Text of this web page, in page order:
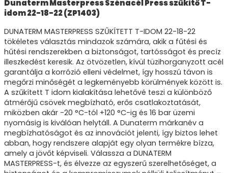
Dunaterm Masterpress Szénacél Press szűkitő T-
idom 22-18-22 (ZP1403)
DUNATERM MASTERPRESS SZŰKÍTETT T-IDOM 22-18-22
tökéletes választás mindazok számára, akik a fűtési és
hűtési rendszerekben a biztonságot, tartósságot és precíz
illeszkedést keresik. Az ötvözetlen, kívül tüzihorganyzott acél
garantálja a korrózió elleni védelmet, így hosszú távon is
megőrzi minőségét a legkeményebb körülmények között is.
A szűkített T idom kialakítása lehetővé teszi a különböző
átmérőjű csövek megbízható, erős csatlakoztatását,
miközben akár -20 °C-tól +120 °C-ig és 16 bar üzemi
nyomásig is kiválóan helytáll. A Dunaterm márkanév a
megbízhatóságot és az innovációt jelenti, így biztos lehet
abban, hogy rendszere alapját egy olyan termékre bízza,
amely a jövőt képviseli. Válassza a DUNATERM
MASTERPRESS-t, és élvezze az egyszerű szerelhetőséget, a